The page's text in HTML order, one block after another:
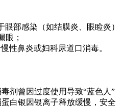
眼部感染（如结膜炎、眼睑炎）
眼；
性鼻炎或妇科尿道口消毒。
剂曾因过度使用导致“蓝色人”
蛋白银因银离子释放缓慢，安全